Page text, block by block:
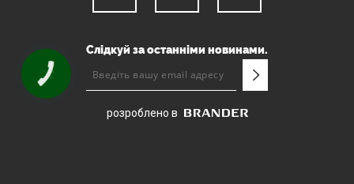
Слідкуй за останніми новинами.
розроблено в
КНОПКА
ЗВ'ЯЗКУ